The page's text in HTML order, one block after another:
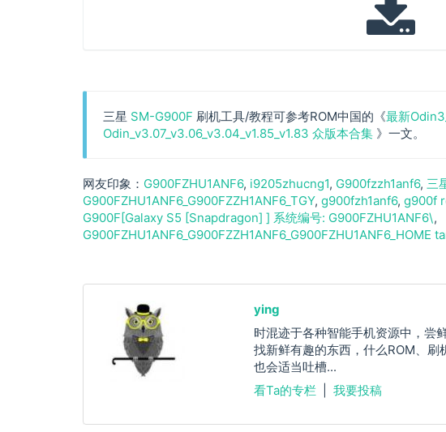
三星 SM-G900F 刷机工具/教程可参考ROM中国的《最新
Odin_v3.07_v3.06_v3.04_v1.85_v1.83 众版本合集 》一文。
G900FZHU1ANF6 i9205zhucng1 G900fzzh1anf6 三
G900FZHU1ANF6_G900FZZH1ANF6_TGY g900fzh1anf6 g900f
G900F[Galaxy S5 [Snapdragon] ] 系统编号: G900FZHU1ANF6\
G900FZHU1ANF6_G900FZZH1ANF6_G900FZHU1ANF6_HOME
ying
时混迹于各种智能手机资源中，尝
找新鲜有趣的东西，什么ROM、
也会适当吐槽...
看Ta的专栏| 我要投稿